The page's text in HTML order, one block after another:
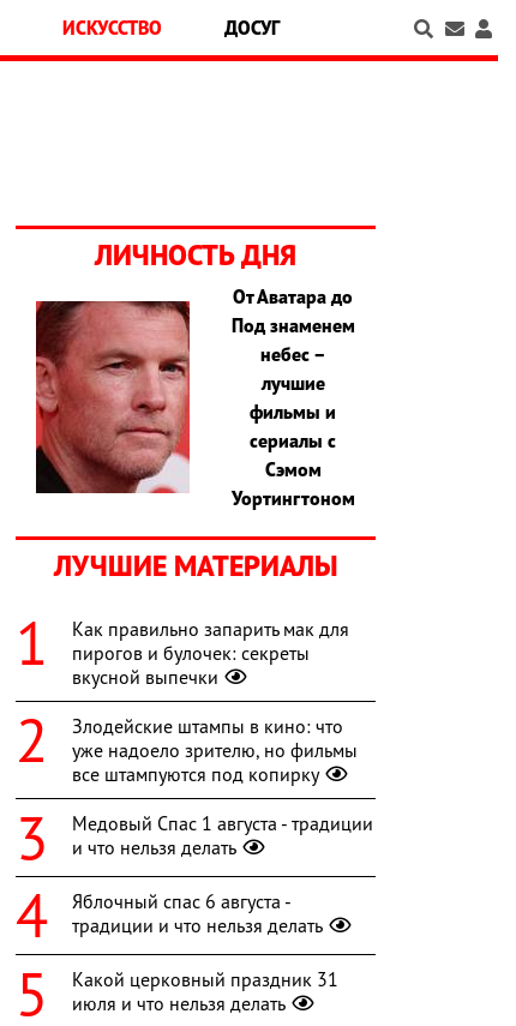
ИСКУССТВО ДОСУГ
ЛИЧНОСТЬ ДНЯ
От Аватара до
Под знаменем
небес –
лучшие
фильмы и
сериалы с
Сэмом
Уортингтоном
ЛУЧШИЕ МАТЕРИАЛЫ
Как правильно запарить мак для
пирогов и булочек: секреты
вкусной выпечки
Злодейские штампы в кино: что
уже надоело зрителю, но фильмы
все штампуются под копирку
Медовый Спас 1 августа - традиции
и что нельзя делать
Яблочный спас 6 августа -
традиции и что нельзя делать
Какой церковный праздник 31
июля и что нельзя делать